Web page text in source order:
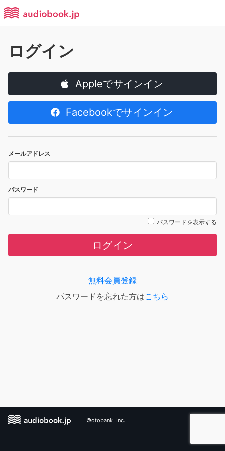
ログイン
Appleでサインイン
Facebookでサインイン
メールアドレス
パスワード
パスワードを表示する
ログイン
無料会員登録
パスワードを忘れた方はこちら
©otobank, Inc.